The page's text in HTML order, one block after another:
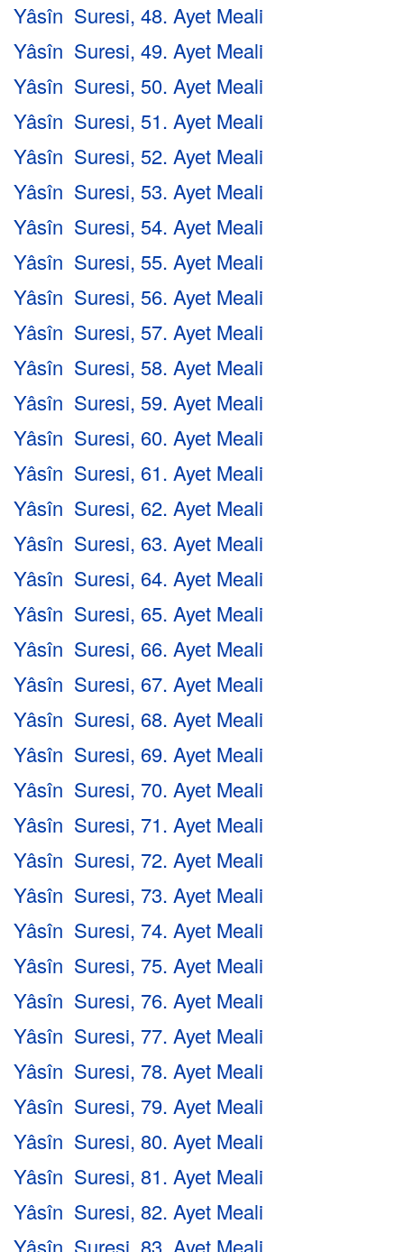
Yâsîn Suresi, 48. Ayet Meali
Yâsîn Suresi, 49. Ayet Meali
Yâsîn Suresi, 50. Ayet Meali
Yâsîn Suresi, 51. Ayet Meali
Yâsîn Suresi, 52. Ayet Meali
Yâsîn Suresi, 53. Ayet Meali
Yâsîn Suresi, 54. Ayet Meali
Yâsîn Suresi, 55. Ayet Meali
Yâsîn Suresi, 56. Ayet Meali
Yâsîn Suresi, 57. Ayet Meali
Yâsîn Suresi, 58. Ayet Meali
Yâsîn Suresi, 59. Ayet Meali
Yâsîn Suresi, 60. Ayet Meali
Yâsîn Suresi, 61. Ayet Meali
Yâsîn Suresi, 62. Ayet Meali
Yâsîn Suresi, 63. Ayet Meali
Yâsîn Suresi, 64. Ayet Meali
Yâsîn Suresi, 65. Ayet Meali
Yâsîn Suresi, 66. Ayet Meali
Yâsîn Suresi, 67. Ayet Meali
Yâsîn Suresi, 68. Ayet Meali
Yâsîn Suresi, 69. Ayet Meali
Yâsîn Suresi, 70. Ayet Meali
Yâsîn Suresi, 71. Ayet Meali
Yâsîn Suresi, 72. Ayet Meali
Yâsîn Suresi, 73. Ayet Meali
Yâsîn Suresi, 74. Ayet Meali
Yâsîn Suresi, 75. Ayet Meali
Yâsîn Suresi, 76. Ayet Meali
Yâsîn Suresi, 77. Ayet Meali
Yâsîn Suresi, 78. Ayet Meali
Yâsîn Suresi, 79. Ayet Meali
Yâsîn Suresi, 80. Ayet Meali
Yâsîn Suresi, 81. Ayet Meali
Yâsîn Suresi, 82. Ayet Meali
Yâsîn Suresi, 83. Ayet Meali